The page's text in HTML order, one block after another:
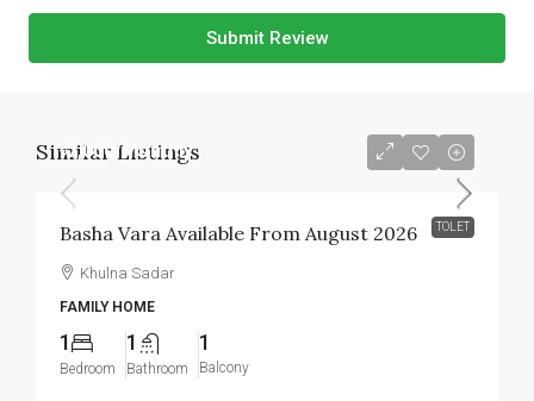
Submit Review
Similar Listings
TOLET
৳7,000 /Monthly
Basha Vara Available From August 2026
Khulna Sadar
FAMILY HOME
1
Bedroom
1
Bathroom
1
Balcony